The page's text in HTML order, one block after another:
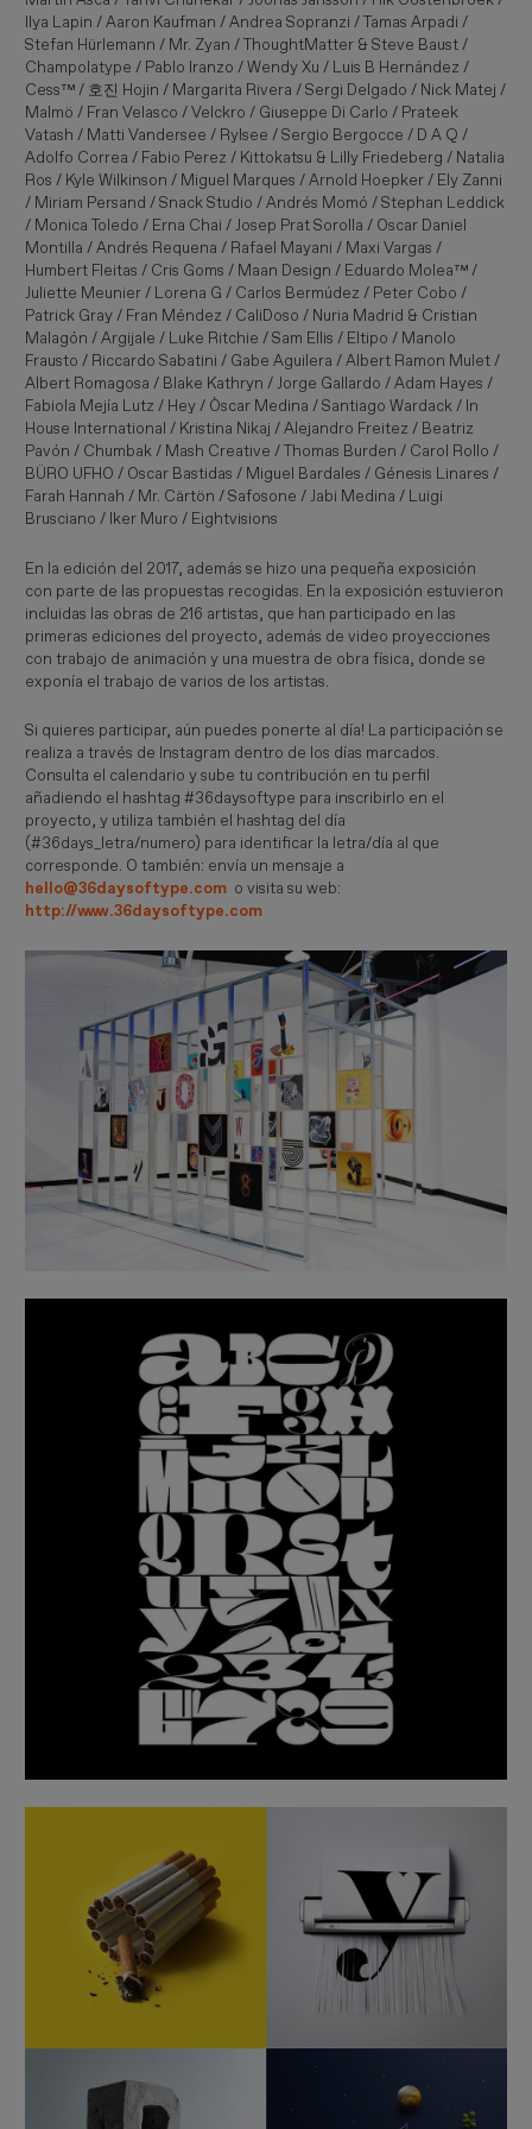
Ilya Lapin / Aaron Kaufman / Andrea Sopranzi / Tamas Arpadi /
Stefan Hürlemann / Mr. Zyan / ThoughtMatter & Steve Baust /
Champolatype / Pablo Iranzo / Wendy Xu / Luis B Hernández /
Cess™ / 호진 Hojin / Margarita Rivera / Sergi Delgado / Nick Matej /
Malmö / Fran Velasco / Velckro / Giuseppe Di Carlo / Prateek
Vatash / Matti Vandersee / Rylsee / Sergio Bergocce / D A Q /
Adolfo Correa / Fabio Perez / Kittokatsu & Lilly Friedeberg / Natalia
Ros / Kyle Wilkinson / Miguel Marques / Arnold Hoepker / Ely Zanni
/ Miriam Persand / Snack Studio / Andrés Momó / Stephan Leddick
/ Monica Toledo / Erna Chai / Josep Prat Sorolla / Oscar Daniel
Montilla / Andrés Requena / Rafael Mayani / Maxi Vargas /
Humbert Fleitas / Cris Goms / Maan Design / Eduardo Molea™ /
Juliette Meunier / Lorena G / Carlos Bermúdez / Peter Cobo /
Patrick Gray / Fran Méndez / CaliDoso / Nuria Madrid & Cristian
Malagón / Argijale / Luke Ritchie / Sam Ellis / Eltipo / Manolo
Frausto / Riccardo Sabatini / Gabe Aguilera / Albert Ramon Mulet /
Albert Romagosa / Blake Kathryn / Jorge Gallardo / Adam Hayes /
Fabiola Mejía Lutz / Hey / Òscar Medina / Santiago Wardack / In
House International / Kristina Nikaj / Alejandro Freitez / Beatriz
Pavón / Chumbak / Mash Creative / Thomas Burden / Carol Rollo /
BÜRO UFHO / Oscar Bastidas / Miguel Bardales / Génesis Linares /
Farah Hannah / Mr. Cärtön / Safosone / Jabi Medina / Luigi
Brusciano / Iker Muro / Eightvisions
En la edición del 2017, además se hizo una pequeña exposición
con parte de las propuestas recogidas. En la exposición estuvieron
incluidas las obras de 216 artistas, que han participado en las
primeras ediciones del proyecto, además de video proyecciones
con trabajo de animación y una muestra de obra física, donde se
exponía el trabajo de varios de los artistas.
Si quieres participar, aún puedes ponerte al día! La participación se
realiza a través de Instagram dentro de los días marcados.
Consulta el calendario y sube tu contribución en tu perfil
añadiendo el hashtag #36daysoftype para inscribirlo en el
proyecto, y utiliza también ​el hashtag del día
(#36days_letra/numero) para identificar la letra/día al que
corresponde. O también: envía un mensaje a
hello@36daysoftype.com o visita su web:
http://www.36daysoftype.com